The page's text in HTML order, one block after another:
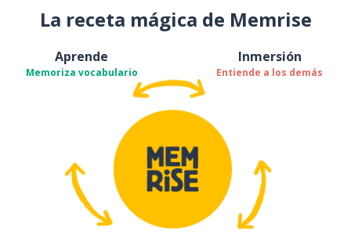
La receta mágica de Memrise
Aprende
Memoriza vocabulario
Inmersión
Entiende a los demás